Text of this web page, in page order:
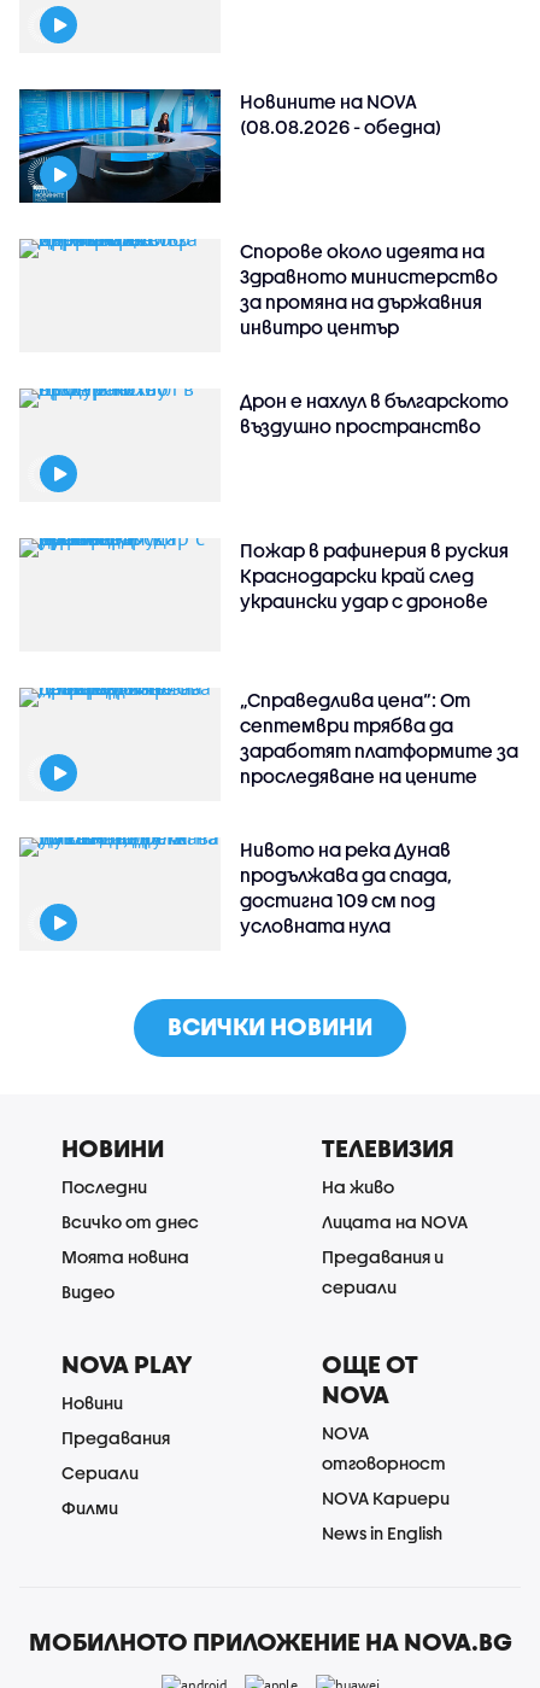
Новините на NOVA
(08.08.2026 - обедна)
Спорове около идеята на
Здравното министерство
за промяна на държавния
инвитро център
Дрон е нахлул в българското
въздушно пространство
Пожар в рафинерия в руския
Краснодарски край след
украински удар с дронове
„Справедлива цена“: От
септември трябва да
заработят платформите за
проследяване на цените
Нивото на река Дунав
продължава да спада,
достигна 109 см под
условната нула
ВСИЧКИ НОВИНИ
НОВИНИ
Последни
Всичко от днес
Моята новина
Видео
ТЕЛЕВИЗИЯ
На живо
Лицата на NOVA
Предавания и
сериали
NOVA PLAY
Новини
Предавания
Сериали
Филми
ОЩЕ ОТ
NOVA
NOVA
отговорност
NOVA Кариери
News in English
МОБИЛНОТО ПРИЛОЖЕНИЕ НА NOVA.BG